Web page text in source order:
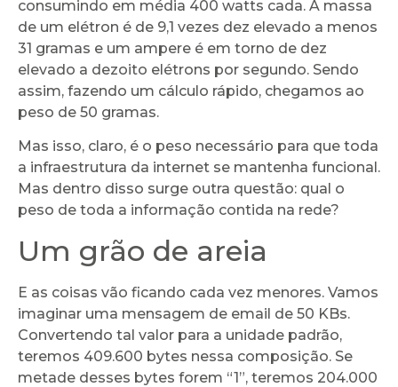
consumindo em média 400 watts cada. A massa
de um elétron é de 9,1 vezes dez elevado a menos
31 gramas e um ampere é em torno de dez
elevado a dezoito elétrons por segundo. Sendo
assim, fazendo um cálculo rápido, chegamos ao
peso de 50 gramas.
Mas isso, claro, é o peso necessário para que toda
a infraestrutura da internet se mantenha funcional.
Mas dentro disso surge outra questão: qual o
peso de toda a informação contida na rede?
Um grão de areia
E as coisas vão ficando cada vez menores. Vamos
imaginar uma mensagem de email de 50 KBs.
Convertendo tal valor para a unidade padrão,
teremos 409.600 bytes nessa composição. Se
metade desses bytes forem “1”, teremos 204.000